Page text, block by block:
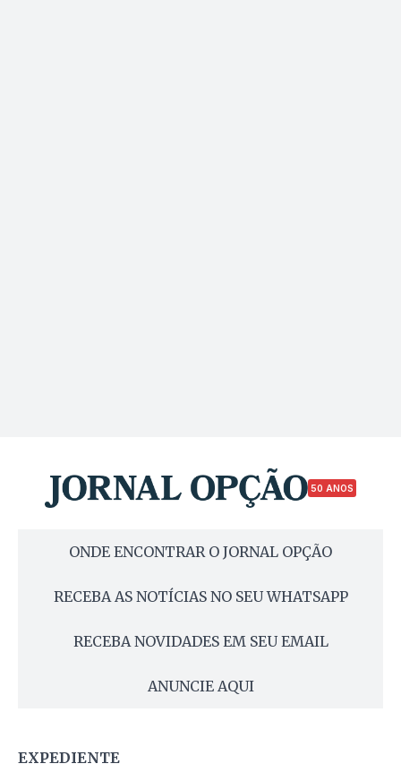
50 ANOS
ONDE ENCONTRAR O JORNAL OPÇÃO
RECEBA AS NOTÍCIAS NO SEU WHATSAPP
RECEBA NOVIDADES EM SEU EMAIL
ANUNCIE AQUI
EXPEDIENTE